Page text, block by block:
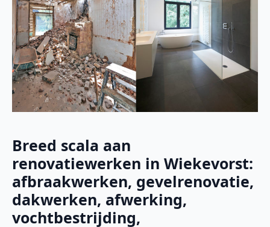
Breed scala aan
renovatiewerken in Wiekevorst:
afbraakwerken, gevelrenovatie,
dakwerken, afwerking,
vochtbestrijding,